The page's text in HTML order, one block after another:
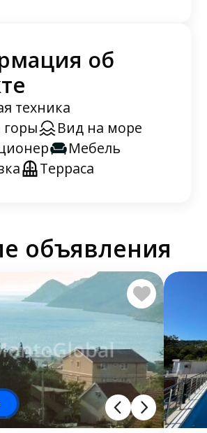
об
техника
горы
Вид на море
Мебель
Терраса
объявления